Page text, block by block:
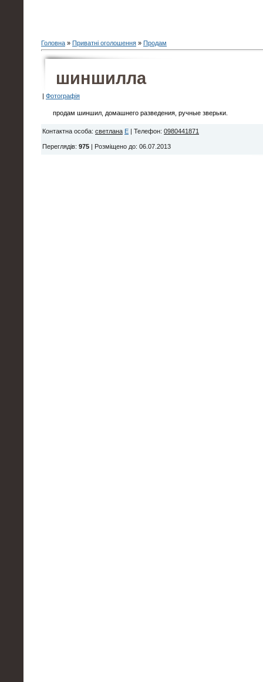
Головна » Приватні оголошення » Продам
шиншилла
Фотографія
продам шиншил, домашнего разведения, ручные зверьки.
Контактна особа: светлана E Телефон: 0980441871
Переглядів: 975 Розміщено до: 06.07.2013